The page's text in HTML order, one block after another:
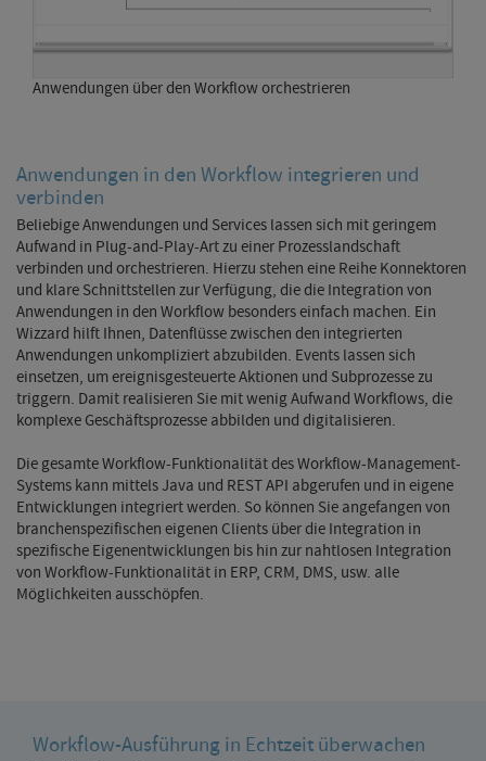
Anwendungen über den Workflow orchestrieren
Anwendungen in den Workflow integrieren und
verbinden
Beliebige Anwendungen und Services lassen sich mit geringem
Aufwand in Plug-and-Play-Art zu einer Prozesslandschaft
verbinden und orchestrieren. Hierzu stehen eine Reihe Konnektoren
und klare Schnittstellen zur Verfügung, die die Integration von
Anwendungen in den Workflow besonders einfach machen. Ein
Wizzard hilft Ihnen, Datenflüsse zwischen den integrierten
Anwendungen unkompliziert abzubilden. Events lassen sich
einsetzen, um ereignisgesteuerte Aktionen und Subprozesse zu
triggern. Damit realisieren Sie mit wenig Aufwand Workflows, die
komplexe Geschäftsprozesse abbilden und digitalisieren.
Die gesamte Workflow-Funktionalität des Workflow-Management-
Systems kann mittels Java und REST API abgerufen und in eigene
Entwicklungen integriert werden. So können Sie angefangen von
branchenspezifischen eigenen Clients über die Integration in
spezifische Eigenentwicklungen bis hin zur nahtlosen Integration
von Workflow-Funktionalität in ERP, CRM, DMS, usw. alle
Möglichkeiten ausschöpfen.
Workflow-Ausführung in Echtzeit überwachen